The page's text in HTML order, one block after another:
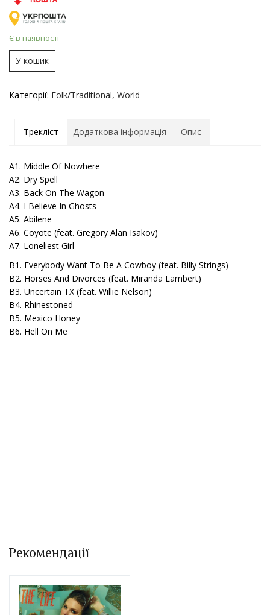
Є в наявності
У кошик
Категорії: Folk/Traditional, World
Трекліст Додаткова інформація Опис
A1. Middle Of Nowhere
A2. Dry Spell
A3. Back On The Wagon
A4. I Believe In Ghosts
A5. Abilene
A6. Coyote (feat. Gregory Alan Isakov)
A7. Loneliest Girl
B1. Everybody Want To Be A Cowboy (feat. Billy Strings)
B2. Horses And Divorces (feat. Miranda Lambert)
B3. Uncertain TX (feat. Willie Nelson)
B4. Rhinestoned
B5. Mexico Honey
B6. Hell On Me
Рекомендації